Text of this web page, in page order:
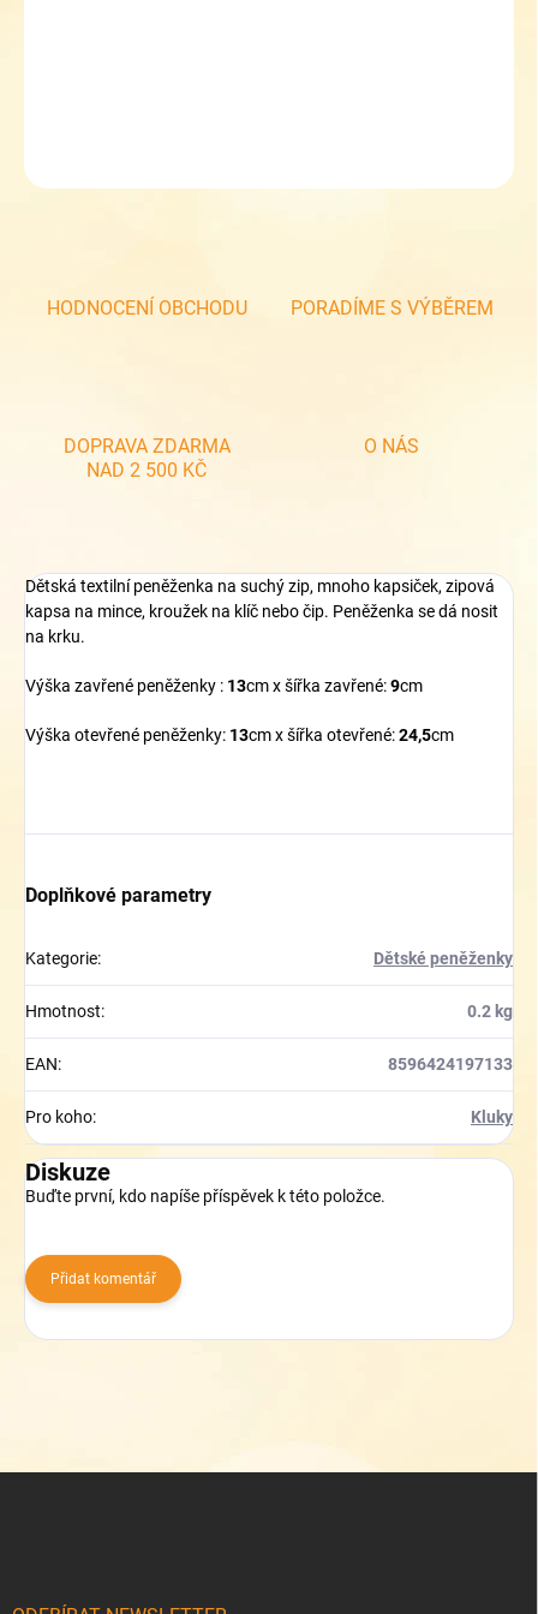
HODNOCENÍ OBCHODU PORADÍME S VÝBĚREM
DOPRAVA ZDARMA
NAD 2 500 KČ
O NÁS
Dětská textilní peněženka na suchý zip, mnoho kapsiček, zipová
kapsa na mince, kroužek na klíč nebo čip. Peněženka se dá nosit
na krku.
Výška zavřené peněženky : 13cm x šířka zavřené:9cm
Výška otevřené peněženky: 13cm x šířka otevřené:24,5cm
Doplňkové parametry
Kategorie: Dětské peněženky
Hmotnost: 0.2 kg
EAN: 8596424197133
Pro koho: Kluky
Diskuze
Buďte první, kdo napíše příspěvek k této položce.
Přidat komentář